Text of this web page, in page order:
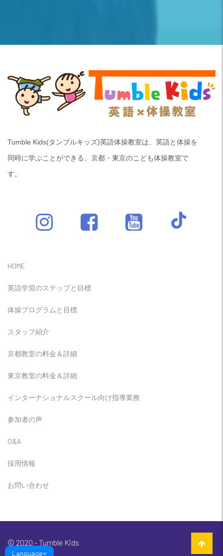
Language
Tumble Kids(タンブルキッズ)英語体操教室は、英語と体操を
同時に学ぶことができる、京都・東京のこども体操教室で
す。
HOME
英語学習のステップと目標
体操プログラムと目標
スタッフ紹介
京都教室の料金＆詳細
東京教室の料金＆詳細
インターナショナルスクール向け指導業務
参加者の声
Q&A
採用情報
お問い合わせ
© 2020 - Tumble Kids